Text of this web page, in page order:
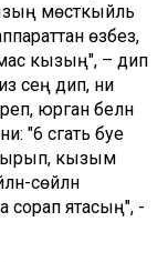
мөстәкыйль
өзәбез,
кызың", – дип
сеңә дип, әни
юрган белән
"6 сәгать буе
кызым
сөйләнә
ятасың", -